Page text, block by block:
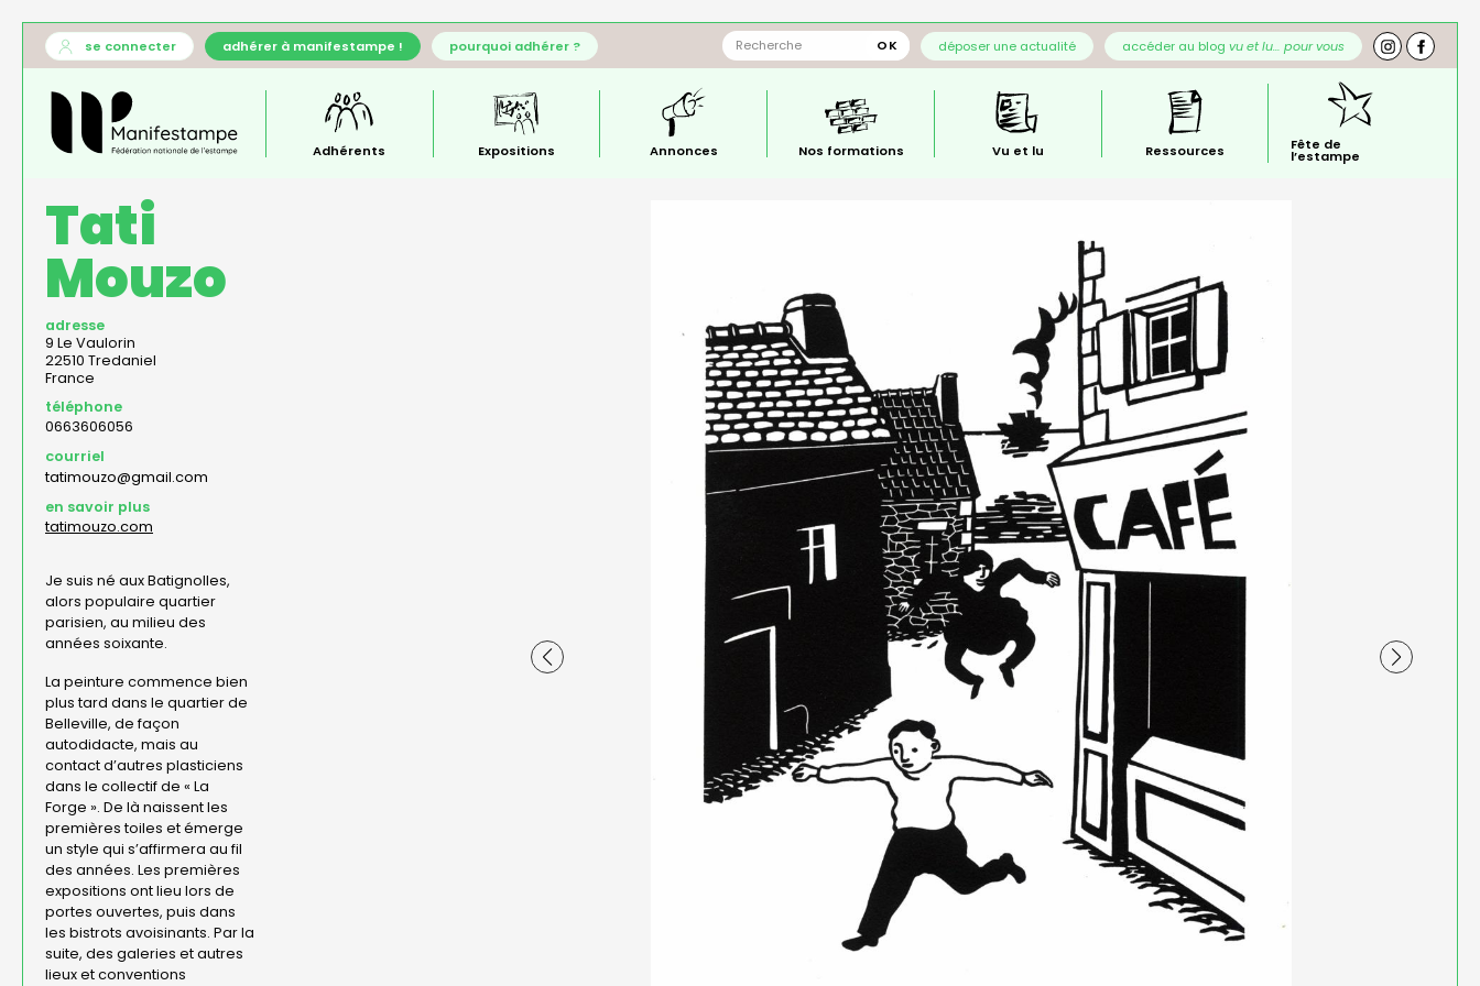
Aller
principal
User
account
menu
se connecter adhérer à manifestampe ! pourquoi adhérer ? déposer une actualité accéder au blog vu et lu… pour vous
—
menu
principal
Adhérents Expositions Annonces Nos formations Vu et lu Ressources Fête de
l’estampe
Tati
Mouzo
adresse
9 Le Vaulorin
22510 Tredaniel
France
téléphone
0663606056
courriel
tatimouzo@gmail.com
en savoir plus
tatimouzo.com
Je suis né aux Batignolles,
alors populaire quartier
parisien, au milieu des
années soixante.
La peinture commence bien
plus tard dans le quartier de
Belleville, de façon
autodidacte, mais au
contact d’autres plasticiens
dans le collectif de « La
Forge ». De là naissent les
premières toiles et émerge
un style qui s’affirmera au fil
des années. Les premières
expositions ont lieu lors de
portes ouvertes, puis dans
les bistrots avoisinants. Par la
suite, des galeries et autres
lieux et conventions